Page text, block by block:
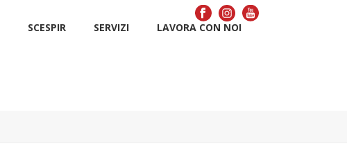
SCÉSPIR SERVIZI LAVORA CON NOI